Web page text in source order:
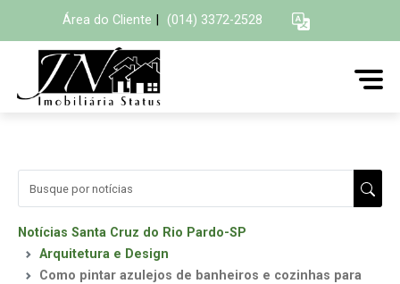
Área do Cliente (014) 3372-2528
Notícias Santa Cruz do Rio Pardo-SP
Arquitetura e Design
Como pintar azulejos de banheiros e cozinhas para